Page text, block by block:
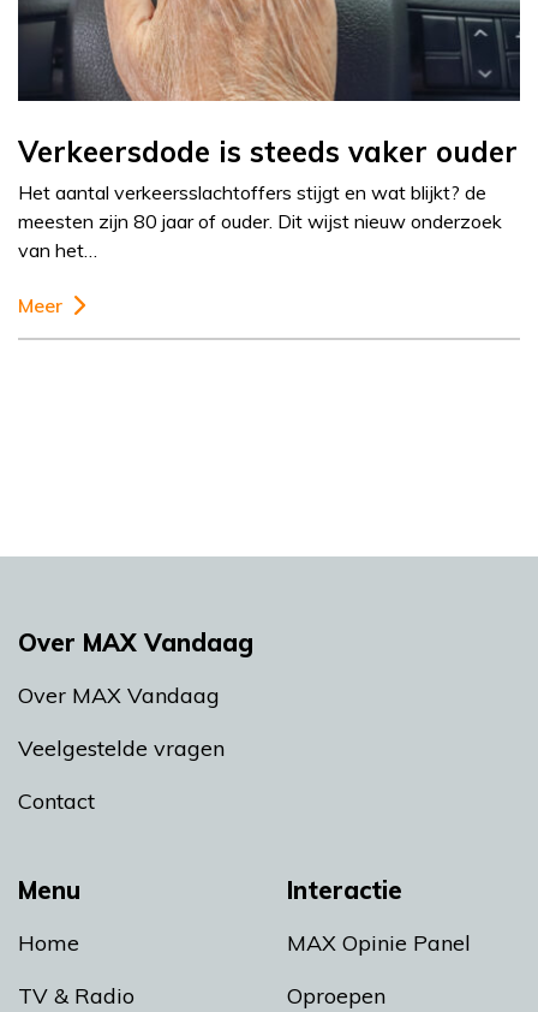
Verkeersdode is steeds vaker ouder
Het aantal verkeersslachtoffers stijgt en wat blijkt? de
meesten zijn 80 jaar of ouder. Dit wijst nieuw onderzoek
van het…
Meer
Menu
Home
TV & Radio
Interactie
MAX Opinie Panel
Oproepen
Over MAX Vandaag
Over MAX Vandaag
Veelgestelde vragen
Contact